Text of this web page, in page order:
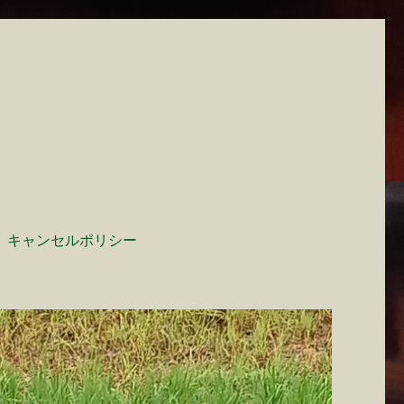
キャンセルポリシー